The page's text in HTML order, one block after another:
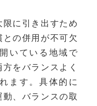
に引き出すため
の併用が不可欠
いている地域で
をバランスよく
ます。具体的に
、バランスの取